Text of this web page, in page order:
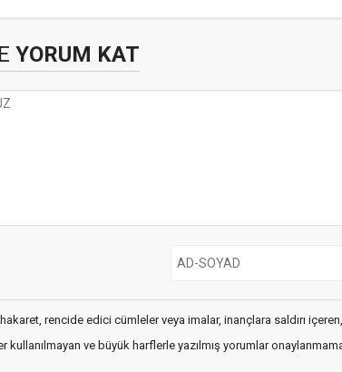
YORUM KAT
rencide edici cümleler veya imalar, inançlara saldırı
kullanılmayan ve büyük harflerle yazılmış yorumlar